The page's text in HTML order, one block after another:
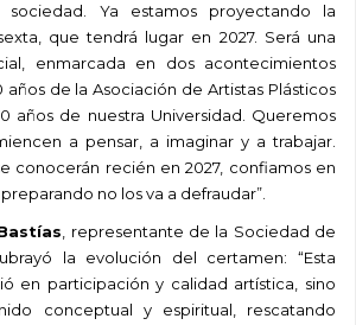
sociedad. Ya estamos proyectando la
que tendrá lugar en 2027. Será una
enmarcada en dos acontecimientos
años de la Asociación de Artistas Plásticos
años de nuestra Universidad. Queremos
a pensar, a imaginar y a trabajar.
conocerán recién en 2027, confiamos en
no los va a defraudar”.
, representante de la Sociedad de
la evolución del certamen: “Esta
en participación y calidad artística, sino
conceptual y espiritual, rescatando